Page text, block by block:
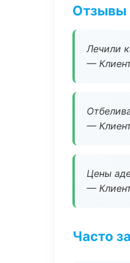
Отзывы
Лечили
—
—
Цены
—
Часто